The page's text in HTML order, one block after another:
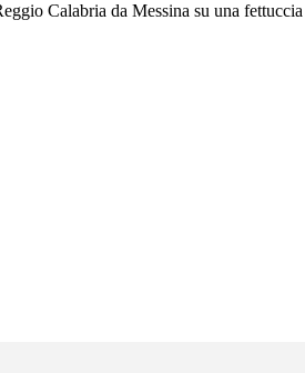
Calabria da Messina su una